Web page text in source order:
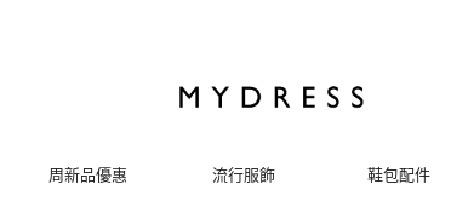
周新品優惠 流行服飾 鞋包配件